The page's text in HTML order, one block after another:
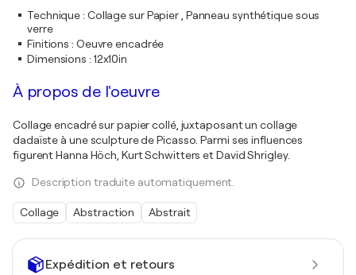
Expédition et retours
Technique: Collage sur Papier , Panneau synthétique sous
verre
Finitions : Oeuvre encadrée
Dimensions : 12x10in
À propos de l'oeuvre
Collage encadré sur papier collé, juxtaposant un collage
dadaïste à une sculpture de Picasso. Parmi ses influences
figurent Hanna Höch, Kurt Schwitters et David Shrigley.
Description traduite automatiquement.
Collage Abstraction Abstrait